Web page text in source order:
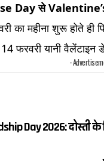
Day से Valentine’s
का महीना शुरू होते
फरवरी यानी वैलेंटाइन
-
Day 2026: